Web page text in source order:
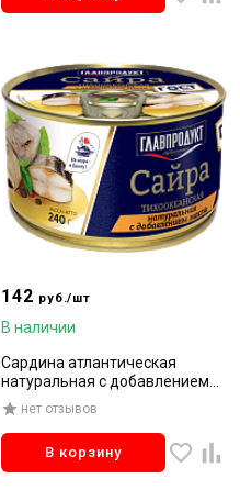
142 руб./шт
В наличии
Сардина атлантическая
натуральная с добавлением
масла Главпродукт 240г
нет отзывов
В корзину